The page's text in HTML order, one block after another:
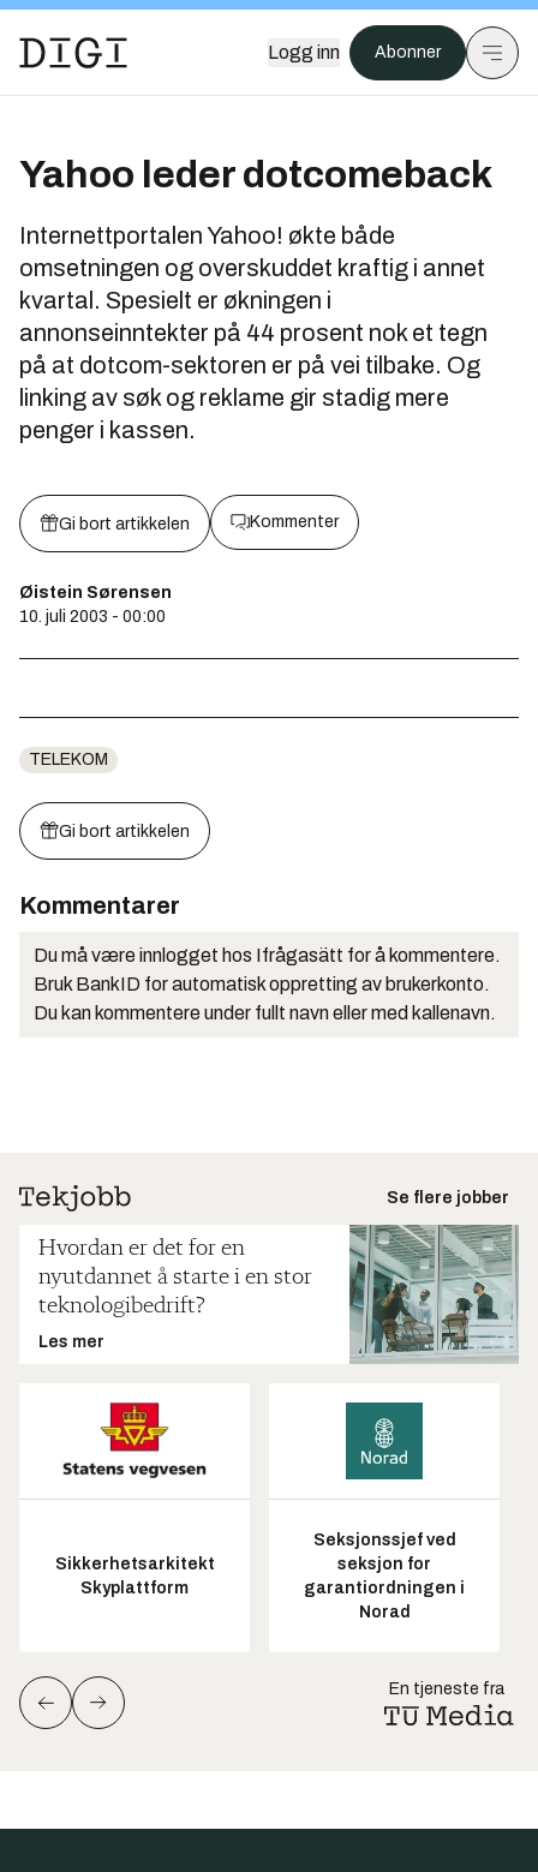
Logg inn Abonner
Yahoo leder dotcomeback
Internettportalen Yahoo! økte både
omsetningen og overskuddet kraftig i annet
kvartal. Spesielt er økningen i
annonseinntekter på 44 prosent nok et tegn
på at dotcom-sektoren er på vei tilbake. Og
linking av søk og reklame gir stadig mere
penger i kassen.
Gi bort artikkelen Kommenter
Øistein Sørensen
10. juli 2003 - 00:00
TELEKOM
Gi bort artikkelen
Kommentarer
Du må være innlogget hos Ifrågasätt for å kommentere.
Bruk BankID for automatisk oppretting av brukerkonto.
Du kan kommentere under fullt navn eller med kallenavn.
Se flere jobber
Hvordan er det for en
nyutdannet å starte i en stor
teknologibedrift?
Les mer
Sikkerhetsarkitekt
Skyplattform
Seksjonssjef ved
seksjon for
garantiordningen i
Norad
En tjeneste fra